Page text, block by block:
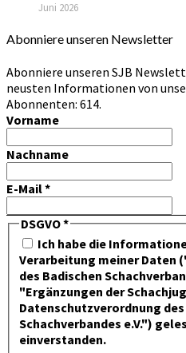
Juni 2026
Abonniere unseren Newsletter
Abonniere unseren SJB
neusten Informationen von
Abonnenten: 614.
Vorname
Nachname
E-Mail*
DSGVO*
Ich habe die
Verarbeitung meiner Daten
des Badischen
"Ergänzungen der
Datenschutzverordnung des
Schachverbandes e.V.")
einverstanden.